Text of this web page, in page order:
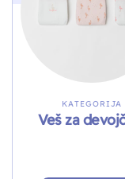
KATEGORIJA
Veš za